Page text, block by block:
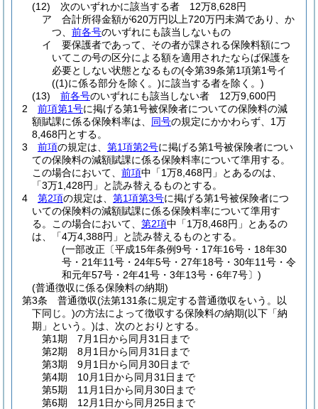
(12)
次のいずれかに該当する者 12万8,628円
ア
合計所得金額が620万円以上720万円未満であり、か
つ、 前各号のいずれにも該当しないもの
イ
要保護者であって、その者が課される保険料額につ
いてこの号の区分による額を適用されたならば保護を
必要としない状態となるもの(令第39条第1項第1号イ
((1)に係る部分を除く。)に該当する者を除く。)
(13)
前各号のいずれにも該当しない者 12万9,600円
2
前項第1号に掲げる第1号被保険者についての保険料の減
額賦課に係る保険料率は、 同号の規定にかかわらず、1万
8,468円とする。
3
前項の規定は、 第1項第2号に掲げる第1号被保険者につい
ての保険料の減額賦課に係る保険料率について準用する。
この場合において、 前項中「1万8,468円」とあるのは、
「3万1,428円」と読み替えるものとする。
4
第2項の規定は、 第1項第3号に掲げる第1号被保険者につ
いての保険料の減額賦課に係る保険料率について準用す
る。
この場合において、 第2項中「1万8,468円」とあるの
は、「4万4,388円」と読み替えるものとする。
(一部改正〔平成15年条例9号・17年16号・18年30
号・21年11号・24年5号・27年18号・30年11号・令
和元年57号・2年41号・3年13号・6年7号〕)
(普通徴収に係る保険料の納期)
第3条
普通徴収(法第131条に規定する普通徴収をいう。以
下同じ。)の方法によって徴収する保険料の納期(以下「納
期」という。)は、次のとおりとする。
第1期 7月1日から同月31日まで
第2期 8月1日から同月31日まで
第3期 9月1日から同月30日まで
第4期 10月1日から同月31日まで
第5期 11月1日から同月30日まで
第6期 12月1日から同月25日まで